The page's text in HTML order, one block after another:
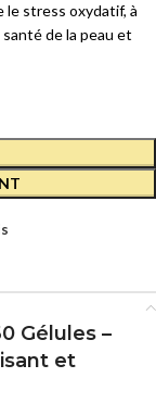
le stress oxydatif, à
de la peau et
Gélules –
et